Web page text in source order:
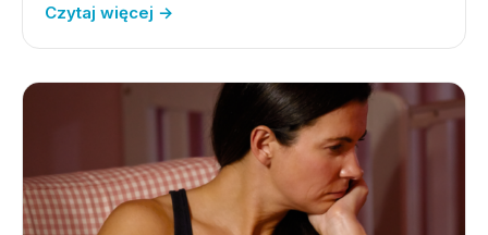
Czytaj więcej →